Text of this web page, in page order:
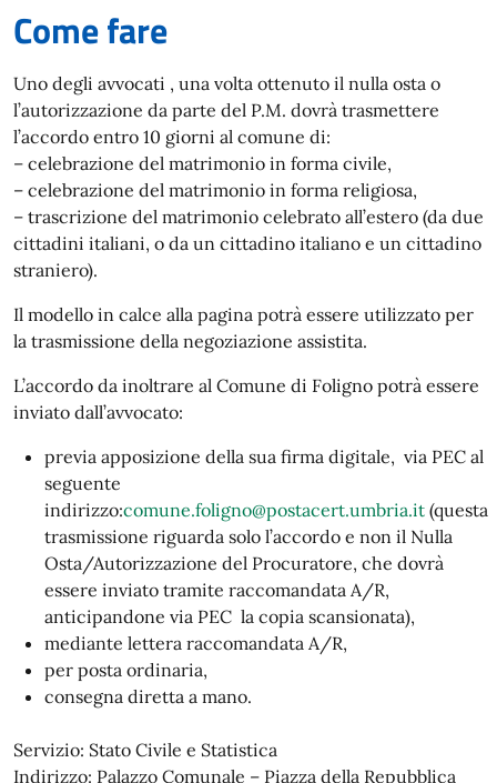
Come fare
Uno degli avvocati , una volta ottenuto il nulla osta o
l’autorizzazione da parte del P.M. dovrà trasmettere
l’accordo entro 10 giorni al comune di:
– celebrazione del matrimonio in forma civile,
– celebrazione del matrimonio in forma religiosa,
– trascrizione del matrimonio celebrato all’estero (da due
cittadini italiani, o da un cittadino italiano e un cittadino
straniero).
Il modello in calce alla pagina potrà essere utilizzato per
la trasmissione della negoziazione assistita.
L’accordo da inoltrare al Comune di Foligno potrà essere
inviato dall’avvocato:
previa apposizione della sua firma digitale, via PEC al
seguente
indirizzo:comune.foligno@postacert.umbria.it (questa
trasmissione riguarda solo l’accordo e non il Nulla
Osta/Autorizzazione del Procuratore, che dovrà
essere inviato tramite raccomandata A/R,
anticipandone via PEC la copia scansionata),
mediante lettera raccomandata A/R,
per posta ordinaria,
consegna diretta a mano.
Servizio: Stato Civile e Statistica
Indirizzo: Palazzo Comunale – Piazza della Repubblica